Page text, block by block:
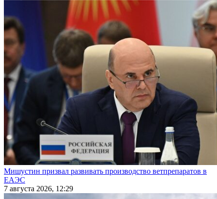
Мишустин призвал развивать производство ветпрепаратов в
ЕАЭС
7 августа 2026, 12:29